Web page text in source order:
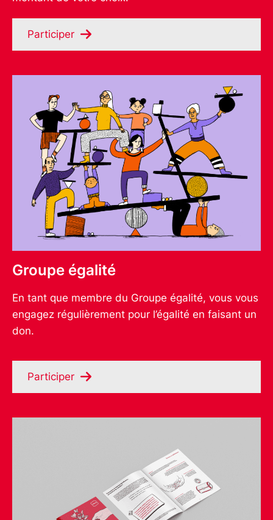
Participer
Groupe égalité
En tant que membre du Groupe égalité, vous vous
engagez régulièrement pour l’égalité en faisant un
don.
Participer